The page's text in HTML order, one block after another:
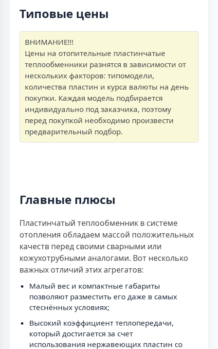
Типовые цены
ВНИМАНИЕ!!!
Цены на отопительные пластинчатые
теплообменники разнятся в зависимости от
нескольких факторов: типомодели,
количества пластин и курса валюты на день
покупки. Каждая модель подбирается
индивидуально под заказчика, поэтому
перед покупкой необходимо произвести
предварительный подбор.
Главные плюсы
Пластинчатый теплообменник в системе
отопления обладаем массой положительных
качеств перед своими сварными или
кожухотрубными аналогами. Вот несколько
важных отличий этих агрегатов:
Малый вес и компактные габариты
позволяют разместить его даже в самых
стеснённых условиях;
Высокий коэффициент теплопередачи,
который достигается за счет
использования нержавеющих пластин со